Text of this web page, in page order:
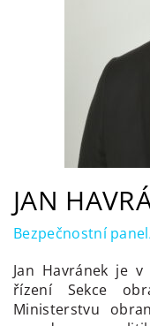
JAN
Bezpečnostní
Jan Havránek je
řízení Sekce
Ministerstvu